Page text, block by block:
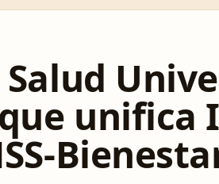
unifica